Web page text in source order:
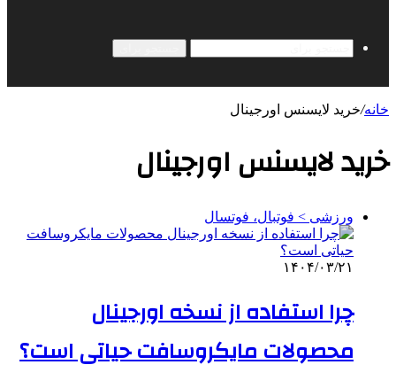
خانه/خرید لایسنس اورجینال
خرید لایسنس اورجینال
ورزشی > فوتبال، فوتسال
۱۴۰۴/۰۳/۲۱
چرا استفاده از نسخه اورجینال
محصولات مایکروسافت حیاتی است؟